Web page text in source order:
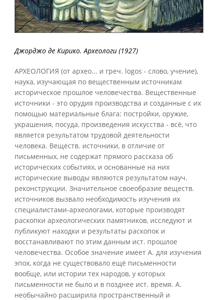
Джорджо де Кирико. Археологи (1927)
АРХЕОЛОГИЯ (от архео... и греч. logos - слово, учение),
наука, изучающая по вещественным источникам
историческое прошлое человечества. Вещественные
источники - это орудия производства и созданные с их
помощью материальные блага: постройки, оружие,
украшения, посуда, произведения искусства - всё, что
является результатом трудовой деятельности
человека. Веществ. источники, в отличие от
письменных, не содержат прямого рассказа об
исторических событиях, и основанные на них
исторические выводы являются результатом науч.
реконструкции. Значительное своеобразие веществ.
источников вызвало необходимость изучения их
специалистами-археологами, которые производят
раскопки археологических памятников, исследуют и
публикуют находки и результаты раскопок и
восстанавливают по этим данным ист. прошлое
человечества. Особое значение имеет А. для изучения
эпох, когда не существовало ещё письменности
вообще, или истории тех народов, у которых
письменности не было и в позднее ист. время. А.
необычайно расширила пространственный и